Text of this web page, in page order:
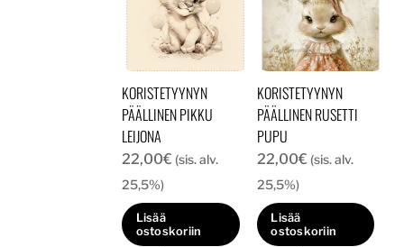
KORISTETYYNYN
PÄÄLLINEN PIKKU
LEIJONA
22,00€ (sis. alv.
25,5%)
Lisää
ostoskoriin
KORISTETYYNYN
PÄÄLLINEN RUSETTI
PUPU
22,00€ (sis. alv.
25,5%)
Lisää
ostoskoriin